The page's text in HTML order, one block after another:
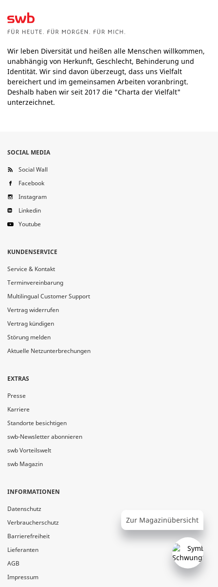
Zur Magazinübersicht
Wir leben Diversität und heißen alle Menschen willkommen,
unabhängig von Herkunft, Geschlecht, Behinderung und
Identität. Wir sind davon überzeugt, dass uns Vielfalt
bereichert und im gemeinsamen Arbeiten voranbringt.
Deshalb haben wir seit 2017 die "Charta der Vielfalt"
unterzeichnet.
SOCIAL MEDIA
Social Wall
Facebook
Instagram
Linkedin
Youtube
KUNDENSERVICE
Service & Kontakt
Terminvereinbarung
Multilingual Customer Support
Vertrag widerrufen
Vertrag kündigen
Störung melden
Aktuelle Netzunterbrechungen
EXTRAS
Presse
Karriere
Standorte besichtigen
swb-Newsletter abonnieren
swb Vorteilswelt
swb Magazin
INFORMATIONEN
Datenschutz
Verbraucherschutz
Barrierefreiheit
Lieferanten
AGB
Impressum